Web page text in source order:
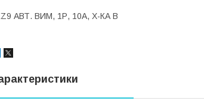
АВТ. ВИМ, 1Р, 10А, Х-КА В